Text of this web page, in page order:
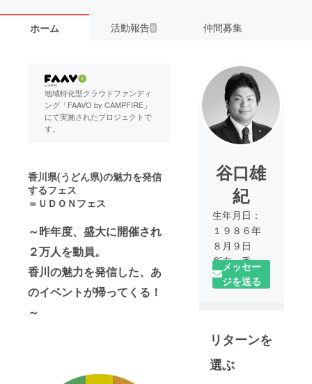
ホーム 活動報告9 仲間募集
地域特化型クラウドファンディ
ング「FAAVO by CAMPFIRE」
にて実施されたプロジェクトで
す。
香川県(うどん県)の魅力を発信
するフェス
＝ＵＤＯＮフェス
～昨年度、盛大に開催され
２万人を動員。
香川の魅力を発信した、あ
のイベントが帰ってくる！
～
谷口雄
紀
生年月日：
１９８６年
８月９日
所在：香川
県高松市
所属：公益
所 理事室長
実行委員長
メッセー
ジを送る
リターンを
選ぶ